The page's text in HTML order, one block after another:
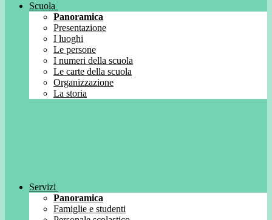
Scuola
Panoramica
Presentazione
I luoghi
Le persone
I numeri della scuola
Le carte della scuola
Organizzazione
La storia
Servizi
Panoramica
Famiglie e studenti